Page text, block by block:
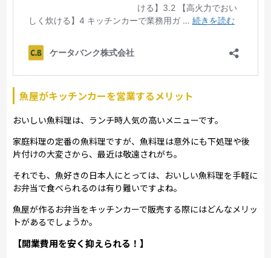
魚屋がキッチンカーを営業するメリット
おいしい魚料理は、ランチ時人気の高いメニューです。
家庭料理の定番の魚料理ですが、魚料理は意外にも下処理や後
片付けの大変さから、最近は敬遠されがち。
それでも、魚好きの日本人にとっては、おいしい魚料理を手軽に
お弁当で食べられるのは有り難いですよね。
魚屋が作るお弁当をキッチンカーで販売する際にはどんなメリッ
トがあるでしょうか。
【開業費用を安く抑えられる！】